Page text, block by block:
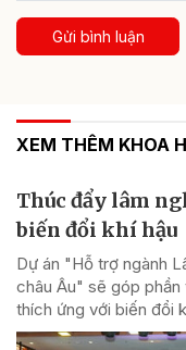
Gửi bình luận
XEM THÊM KHOA
Thúc đẩy lâm
biến đổi khí hậu
Dự án "Hỗ trợ ngành
châu Âu" sẽ góp
thích ứng với biến đổi